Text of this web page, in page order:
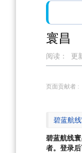
寰昌
阅读： 更
到
到
页面贡献者 :
碧蓝航
碧蓝航线
者。登录